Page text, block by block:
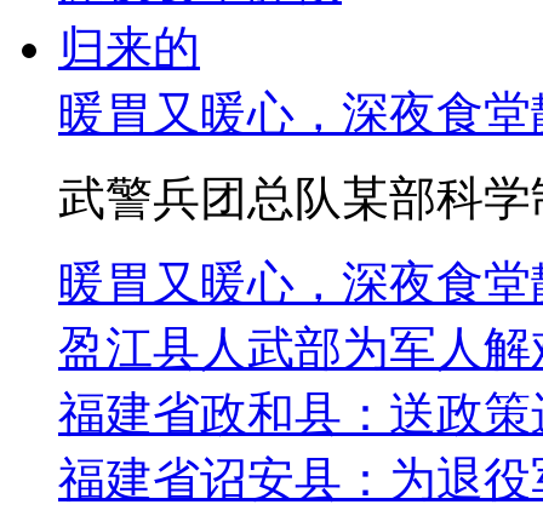
暖胃又暖心，深夜食
武警兵团总队某部科
暖胃又暖心，深夜食
盈江县人武部为军人
福建省政和县：送政
福建省诏安县：为退